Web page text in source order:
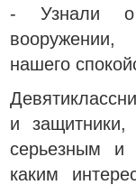
- Узнали о
нашего
и защитники,
серьезным
каким